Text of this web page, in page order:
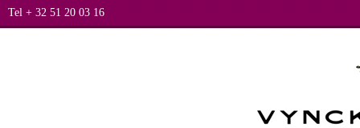
Tel + 32 51 20 03 16